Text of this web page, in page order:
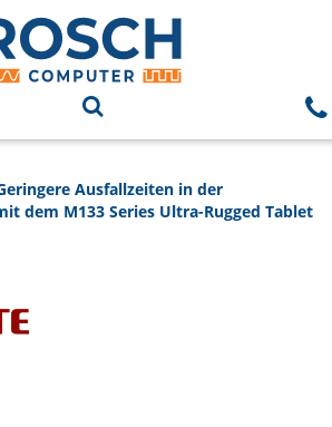
Ausfallzeiten in der
dem M133 Series Ultra-Rugged Tablet